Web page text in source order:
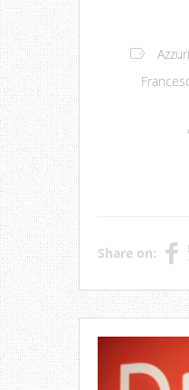
Share on: